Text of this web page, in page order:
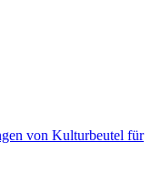
von Kulturbeutel für